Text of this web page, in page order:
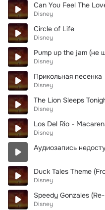
Can You Feel The
Disney
Circle of Life
Disney
Pump up the jam (не
Disney
Прикольная песенка
Disney
The Lion Sleeps
Disney
Los Del Rio -
Disney
Аудиозапись
Duck Tales Theme
Disney
Speedy Gonzales
Disney